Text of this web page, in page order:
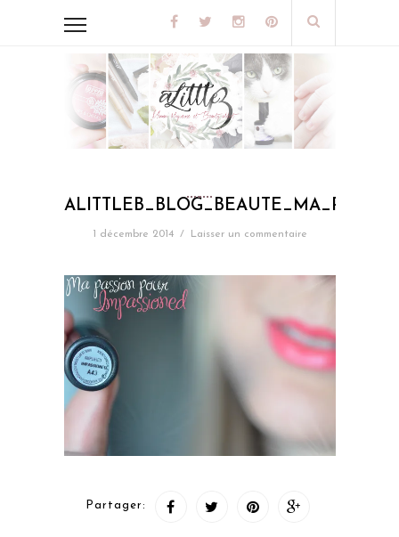
1 décembre 2014 / Laisser un commentaire
Partager: